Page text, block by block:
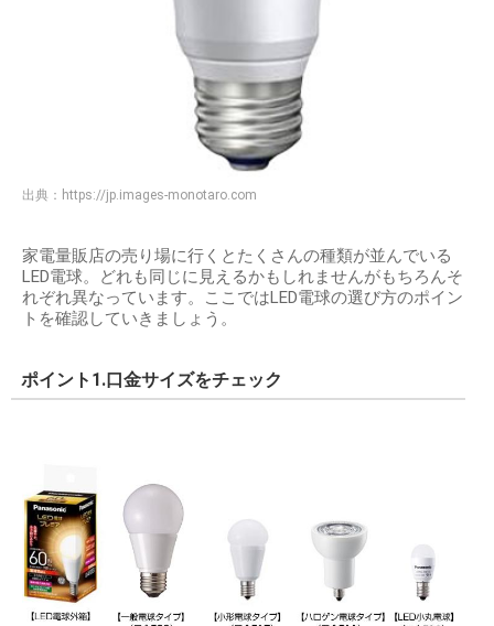
出典： https://jp.images-monotaro.com
家電量販店の売り場に行くとたくさんの種類が並んでいる
LED電球。どれも同じに見えるかもしれませんがもちろんそ
れぞれ異なっています。ここではLED電球の選び方のポイン
トを確認していきましょう。
ポイント1.口金サイズをチェック